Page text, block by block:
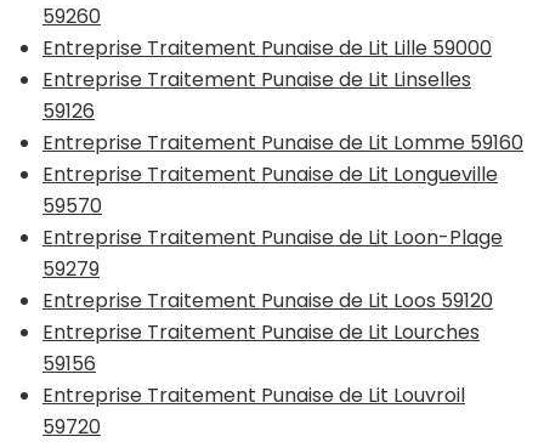
59260
Entreprise Traitement Punaise de Lit Lille 59000
Entreprise Traitement Punaise de Lit Linselles
59126
Entreprise Traitement Punaise de Lit Lomme 59160
Entreprise Traitement Punaise de Lit Longueville
59570
Entreprise Traitement Punaise de Lit Loon-Plage
59279
Entreprise Traitement Punaise de Lit Loos 59120
Entreprise Traitement Punaise de Lit Lourches
59156
Entreprise Traitement Punaise de Lit Louvroil
59720